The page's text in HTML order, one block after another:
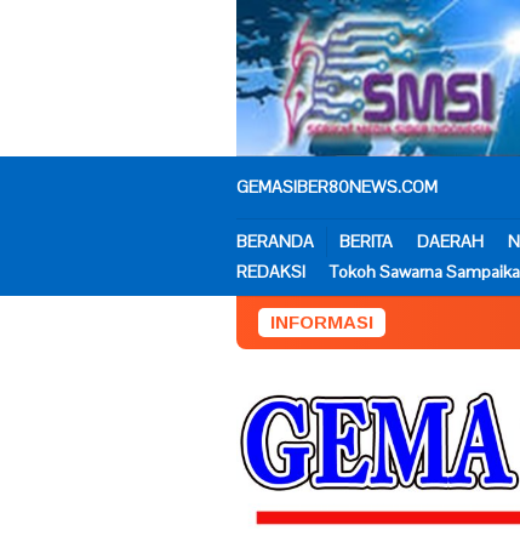
GEMASIBER80NEWS.COM
BERANDA BERITA DAERAH
REDAKSI
Tokoh Sawarna
INFORMASI